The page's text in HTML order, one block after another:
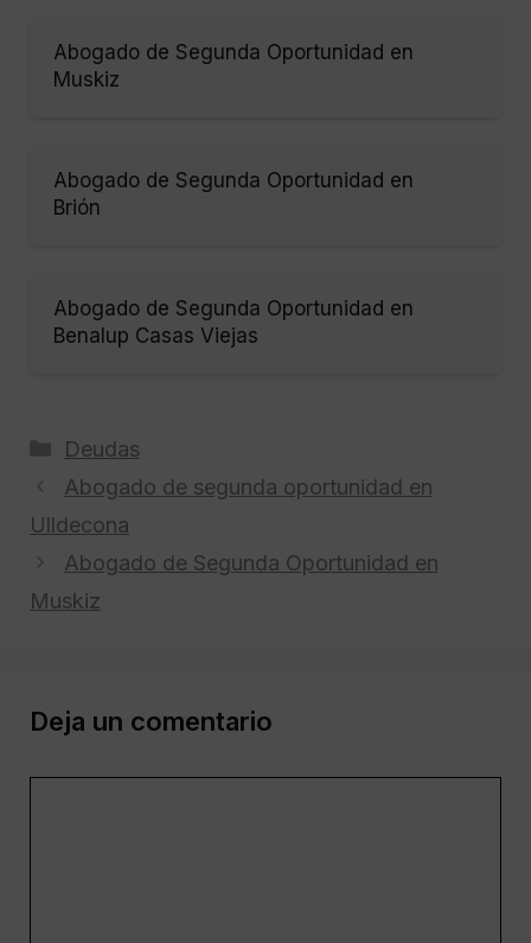
Abogado de Segunda Oportunidad en
Muskiz
Abogado de Segunda Oportunidad en
Brión
Abogado de Segunda Oportunidad en
Benalup Casas Viejas
Categorías
Deudas
Abogado de segunda oportunidad en
Ulldecona
Abogado de Segunda Oportunidad en
Muskiz
Deja un comentario